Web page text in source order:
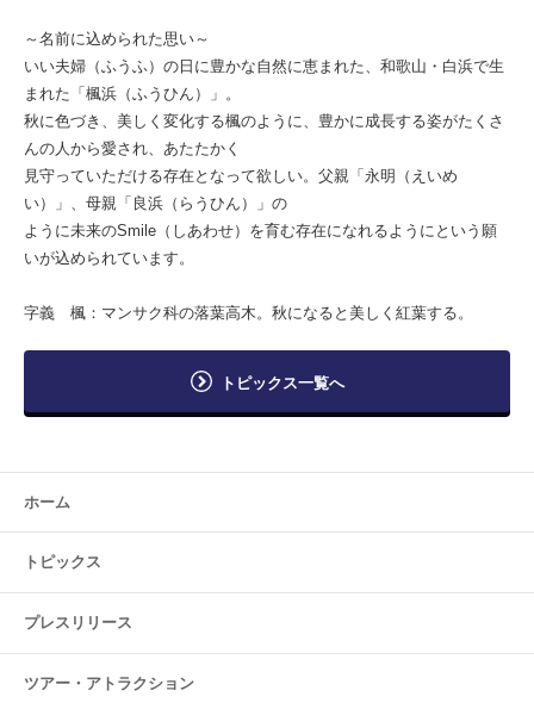
～名前に込められた思い～
いい夫婦（ふうふ）の日に豊かな自然に恵まれた、和歌山・白浜で生
まれた「楓浜（ふうひん）」。
秋に色づき、美しく変化する楓のように、豊かに成長する姿がたくさ
んの人から愛され、あたたかく
見守っていただける存在となって欲しい。父親「永明（えいめ
い）」、母親「良浜（らうひん）」の
ように未来のSmile（しあわせ）を育む存在になれるようにという願
いが込められています。
字義 楓：マンサク科の落葉高木。秋になると美しく紅葉する。
トピックス一覧へ
ホーム
トピックス
プレスリリース
ツアー・ アトラクション